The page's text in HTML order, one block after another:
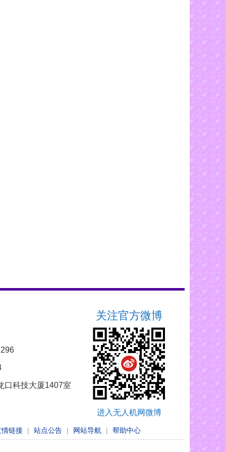
口科技大厦1407室
关注官方微博
进入无人机网微博
情链接 | 站点公告 | 网站导航 | 帮助中心